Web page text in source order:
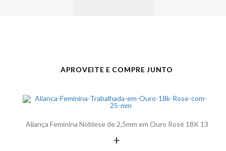
APROVEITE E COMPRE JUNTO
Aliança Feminina Noblese de 2,5mm em Ouro Rosé 18K 13
+